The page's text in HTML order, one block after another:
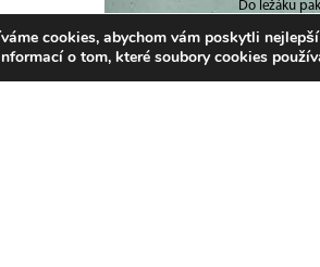
cookies, abychom vám poskytli
o tom, které soubory cookies